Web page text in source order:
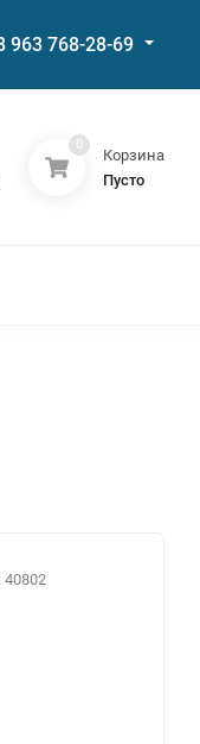
963 768-28-69
0
Корзина
Пусто
40802